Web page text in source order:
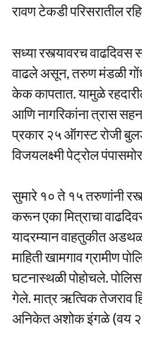
रावण टेकडी परिसरातील
सध्या रस्त्यावरच वाढदिवस
वाढले असून, तरुण मंडळी
केक कापतात. यामुळे
आणि नागरिकांना त्रास
प्रकार २५ ऑगस्ट रोजी
विजयलक्ष्मी पेट्रोल
सुमारे १० ते १५ तरुणांनी
करून एका मित्राचा
यादरम्यान वाहतुकीत
माहिती खामगाव ग्रामीण
घटनास्थळी पोहोचले.
गेले. मात्र ऋत्विक तेजराव
अनिकेत अशोक इंगळे (वय